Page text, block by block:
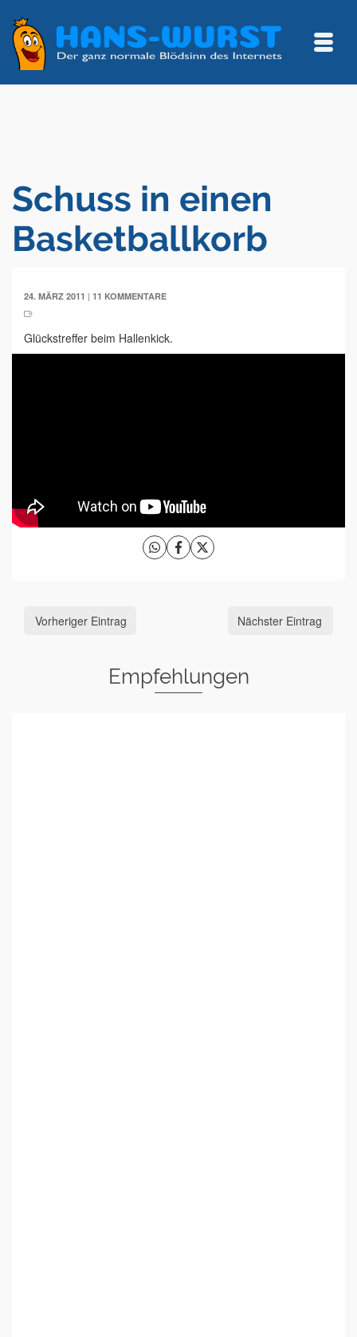
Schuss in einen
Basketballkorb
24. MÄRZ 2011 | 11 KOMMENTARE
Glückstreffer beim Hallenkick.
Vorheriger Eintrag Nächster Eintrag
Empfehlungen